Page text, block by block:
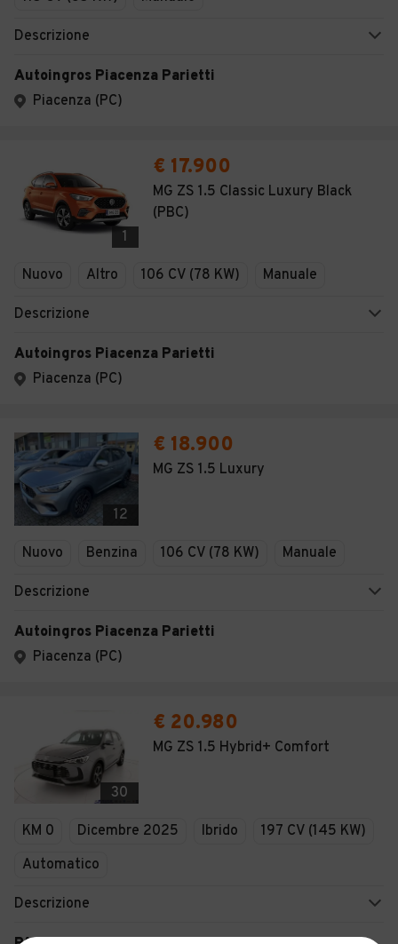
Descrizione
Autoingros Piacenza Parietti
Piacenza (PC)
1
€ 17.900
MG ZS 1.5 Classic Luxury Black
(PBC)
Nuovo Altro 106 CV (78 KW) Manuale
Descrizione
Autoingros Piacenza Parietti
Piacenza (PC)
12
€ 18.900
MG ZS 1.5 Luxury
Nuovo Benzina 106 CV (78 KW) Manuale
Descrizione
Autoingros Piacenza Parietti
Piacenza (PC)
30
€ 20.980
MG ZS 1.5 Hybrid+ Comfort
KM 0 Dicembre 2025 Ibrido
197 CV (145 KW)
Automatico
Descrizione